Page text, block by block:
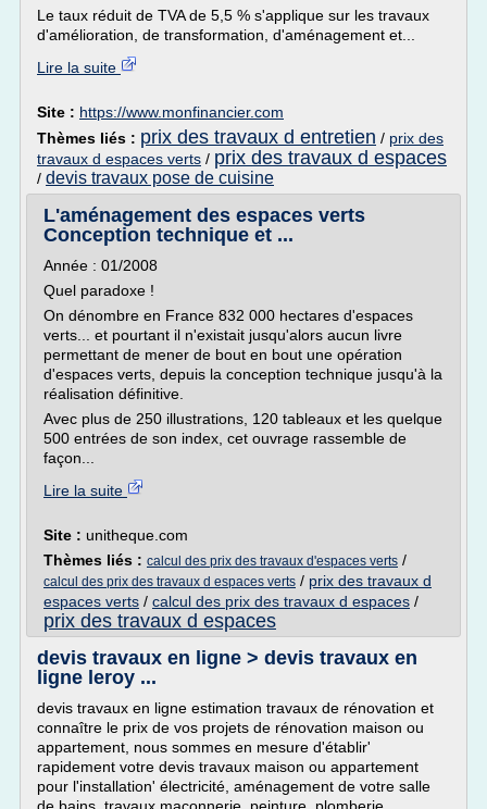
Le taux réduit de TVA de 5,5 % s'applique sur les travaux
d'amélioration, de transformation, d'aménagement et...
Lire la suite
Site : https://www.monfinancier.com
Thèmes liés : prix des travaux d entretien / prix des
travaux d espaces verts / prix des travaux d espaces
/ devis travaux pose de cuisine
L'aménagement des espaces verts
Conception technique et ...
Année : 01/2008
Quel paradoxe !
On dénombre en France 832 000 hectares d'espaces
verts... et pourtant il n'existait jusqu'alors aucun livre
permettant de mener de bout en bout une opération
d'espaces verts, depuis la conception technique jusqu'à la
réalisation définitive.
Avec plus de 250 illustrations, 120 tableaux et les quelque
500 entrées de son index, cet ouvrage rassemble de
façon...
Lire la suite
Site : unitheque.com
Thèmes liés : calcul des prix des travaux d'espaces verts /
calcul des prix des travaux d espaces verts / prix des travaux d
espaces verts / calcul des prix des travaux d espaces /
prix des travaux d espaces
devis travaux en ligne > devis travaux en
ligne leroy ...
devis travaux en ligne estimation travaux de rénovation et
connaître le prix de vos projets de rénovation maison ou
appartement, nous sommes en mesure d'établir'
rapidement votre devis travaux maison ou appartement
pour l'installation' électricité, aménagement de votre salle